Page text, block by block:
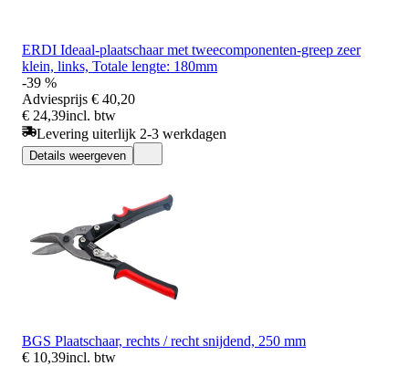
ERDI Ideaal-plaatschaar met tweecomponenten-greep zeer
klein, links, Totale lengte: 180mm
-39 %
Adviesprijs € 40,20
€ 24,39incl. btw
Levering uiterlijk 2-3 werkdagen
Details weergeven
BGS Plaatschaar, rechts / recht snijdend, 250 mm
€ 10,39incl. btw